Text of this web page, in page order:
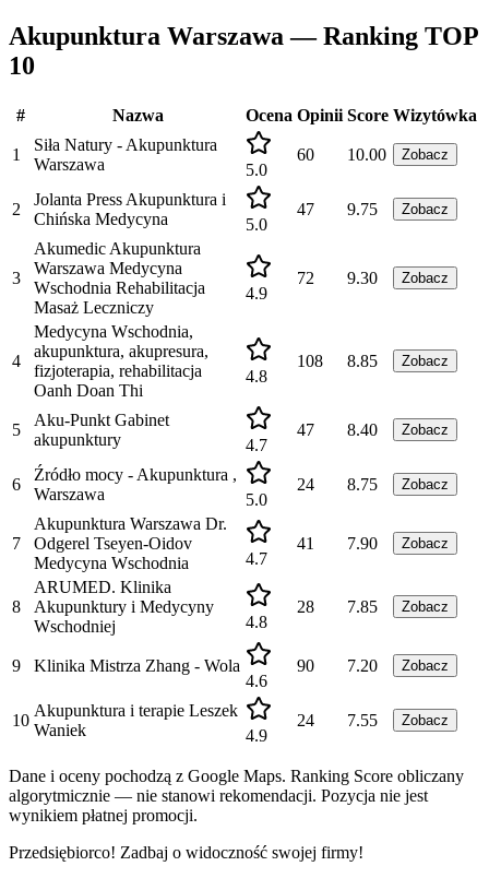
Akupunktura Warszawa — Ranking TOP
10
# Nazwa Ocena Opinii Score Wizytówka
1
Siła Natury - Akupunktura
Warszawa
5.0
60 10.00 Zobacz
2
Jolanta Press Akupunktura i
Chińska Medycyna
5.0
47 9.75 Zobacz
3
Akumedic Akupunktura
Warszawa Medycyna
Wschodnia Rehabilitacja
Masaż Leczniczy
4.9
72 9.30 Zobacz
4
Medycyna Wschodnia,
akupunktura, akupresura,
fizjoterapia, rehabilitacja
Oanh Doan Thi
4.8
108 8.85 Zobacz
5
Aku-Punkt Gabinet
akupunktury
4.7
47 8.40 Zobacz
6
Źródło mocy - Akupunktura ,
Warszawa
5.0
24 8.75 Zobacz
7
Akupunktura Warszawa Dr.
Odgerel Tseyen-Oidov
Medycyna Wschodnia
4.7
41 7.90 Zobacz
8
ARUMED. Klinika
Akupunktury i Medycyny
Wschodniej
4.8
28 7.85 Zobacz
9
Klinika Mistrza Zhang - Wola
4.6
90 7.20 Zobacz
10
Akupunktura i terapie Leszek
Waniek
4.9
24 7.55 Zobacz
Dane i oceny pochodzą z Google Maps. Ranking Score obliczany
algorytmicznie — nie stanowi rekomendacji. Pozycja nie jest
wynikiem płatnej promocji.
Przedsiębiorco! Zadbaj o widoczność swojej firmy!